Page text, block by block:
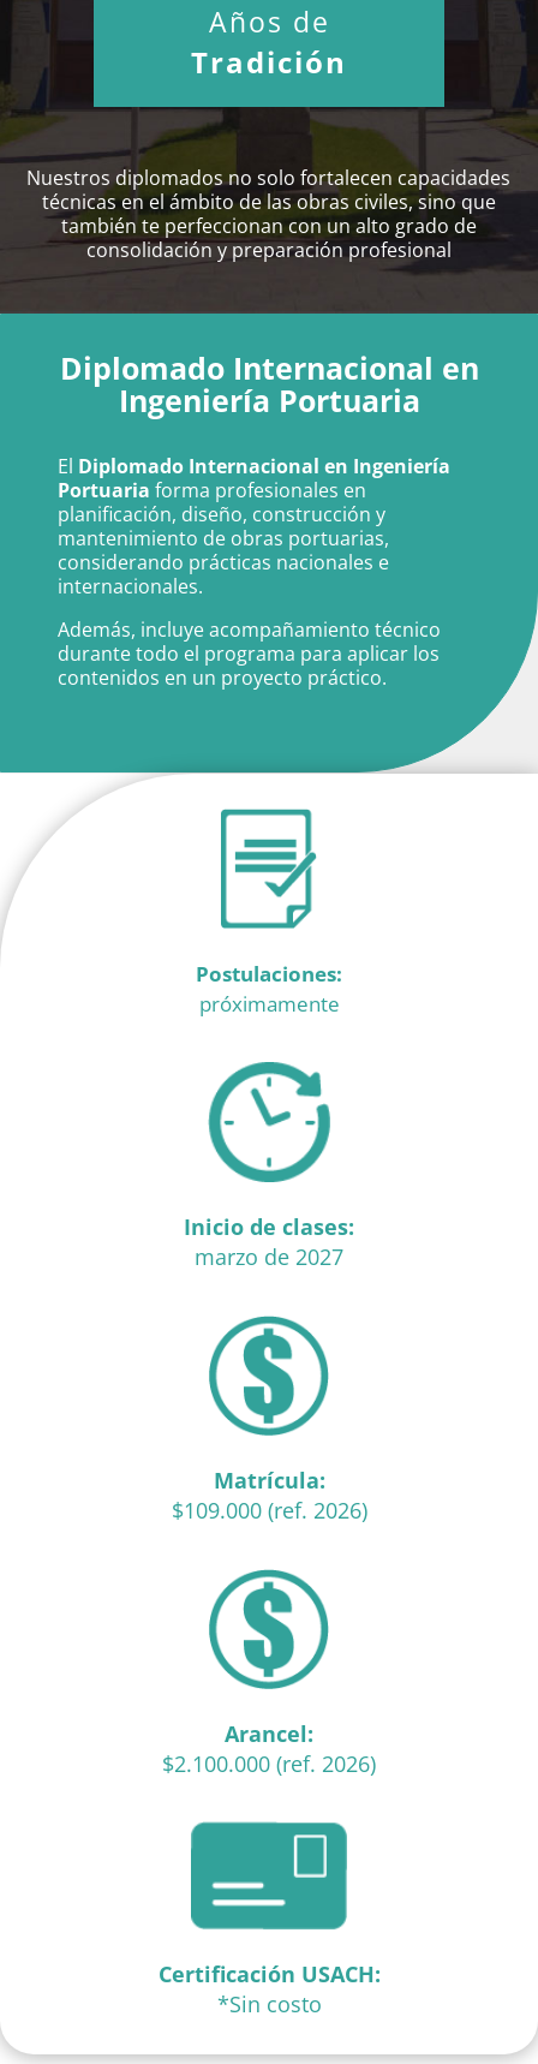
Años de
Tradición
Nuestros diplomados no solo fortalecen capacidades
técnicas en el ámbito de las obras civiles, sino que
también te perfeccionan con un alto grado de
consolidación y preparación profesional
Diplomado Internacional en
Ingeniería Portuaria
El Diplomado Internacional en Ingeniería
Portuaria forma profesionales en
planificación, diseño, construcción y
mantenimiento de obras portuarias,
considerando prácticas nacionales e
internacionales.
Además, incluye acompañamiento técnico
durante todo el programa para aplicar los
contenidos en un proyecto práctico.
Postulaciones:
próximamente
Inicio de clases:
marzo de 2027
Matrícula:
$109.000 (ref. 2026)
Arancel:
$2.100.000 (ref. 2026)
Certificación USACH:
*Sin costo